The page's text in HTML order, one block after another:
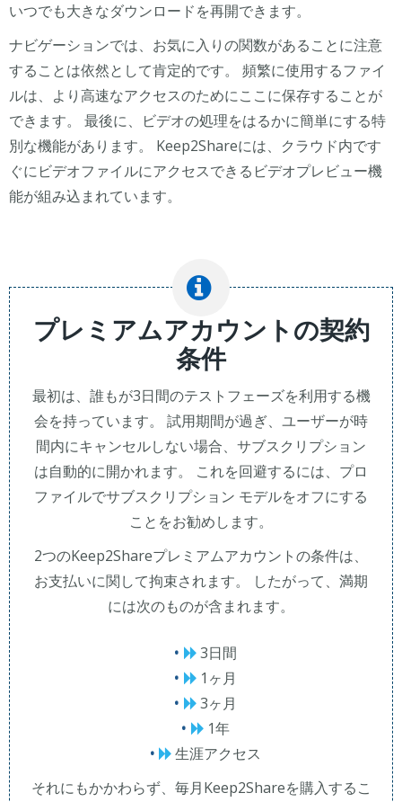
いつでも大きなダウンロードを再開できます。
ナビゲーションでは、お気に入りの関数があることに注意
することは依然として肯定的です。 頻繁に使用するファイ
ルは、より高速なアクセスのためにここに保存することが
できます。 最後に、ビデオの処理をはるかに簡単にする特
別な機能があります。 Keep2Shareには、クラウド内です
ぐにビデオファイルにアクセスできるビデオプレビュー機
能が組み込まれています。
プレミアムアカウントの契約
条件
最初は、誰もが3日間のテストフェーズを利用する機
会を持っています。 試用期間が過ぎ、ユーザーが時
間内にキャンセルしない場合、サブスクリプション
は自動的に開かれます。 これを回避するには、プロ
ファイルでサブスクリプション モデルをオフにする
ことをお勧めします。
2つのKeep2Shareプレミアムアカウントの条件は、
お支払いに関して拘束されます。 したがって、満期
には次のものが含まれます。
3日間
1ヶ月
3ヶ月
1年
生涯アクセス
それにもかかわらず、毎月Keep2Shareを購入するこ